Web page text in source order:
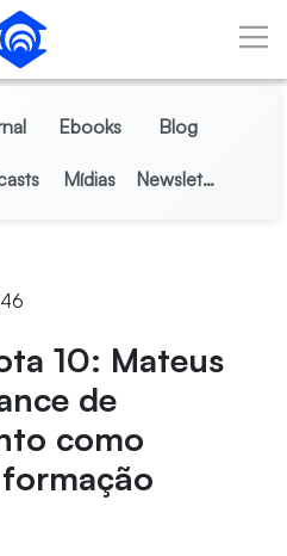
Ebooks Blog
Mídias Newsletter
10: Mateus
de
como